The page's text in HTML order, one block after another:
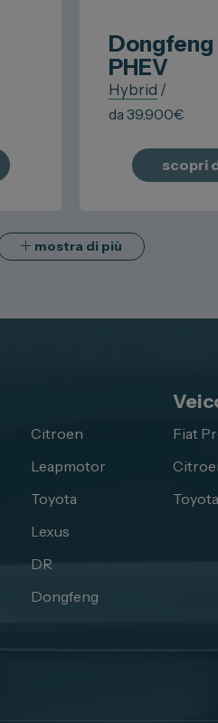
Dongfeng
PHEV
Hybrid /
da 39.900€
scopri
mostra di più
Citroen
Leapmotor
Toyota
Lexus
DR
Dongfeng
Fiat
Toyota